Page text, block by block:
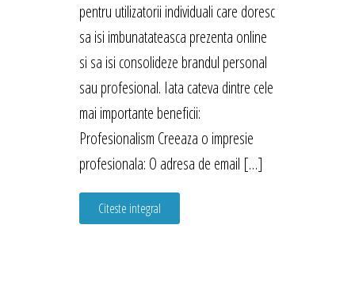
pentru utilizatorii individuali care doresc
sa isi imbunatateasca prezenta online
si sa isi consolideze brandul personal
sau profesional. Iata cateva dintre cele
mai importante beneficii:
Profesionalism Creeaza o impresie
profesionala: O adresa de email […]
Citeste integral